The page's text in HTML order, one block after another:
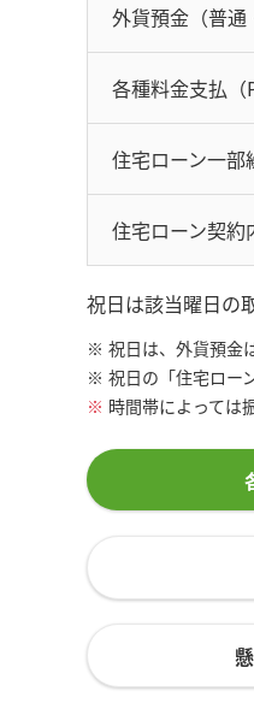
外貨預金（普通
各種料金支払（
住宅ローン一部
住宅ローン契約
祝日は該当曜日の
※ 祝日は、外貨預金
※ 祝日の「住宅ロー
※ 時間帯によっては